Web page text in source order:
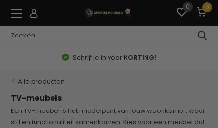
0 0
Schrijf je in voor KORTING!
Alle producten
TV-meubels
Een TV-meubel is het middelpunt van jouw woonkamer, waar
stijl en functionaliteit samenkomen. Kies voor een meubel dat